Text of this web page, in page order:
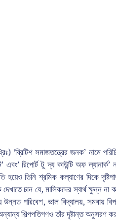
‘ব্রিটিশ সমাজতন্ত্রের জনক’ নামে
রিপোর্ট টু দ্য কাউন্টি অফ
তিনি শ্রমিক কল্যাণের দিকে
চান যে, মালিকদের স্বার্থ ক্ষুন্ন
উন্নত পরিবেশ, ভাল বিদ্যালয়, সমবায়
শিল্পপতিগণও তাঁর দৃষ্টান্ত অনুসরণ